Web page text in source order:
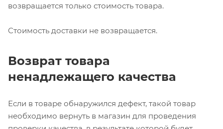
возвращается только стоимость товара.
Стоимость доставки не возвращается.
Возврат товара
ненадлежащего качества
Если в товаре обнаружился дефект, такой товар
необходимо вернуть в магазин для проведения